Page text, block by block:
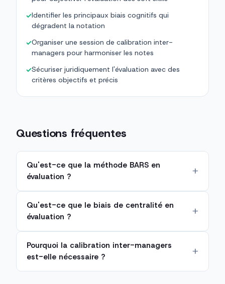
✓Identifier les principaux biais cognitifs qui
dégradent la notation
✓Organiser une session de calibration inter-
managers pour harmoniser les notes
✓Sécuriser juridiquement l'évaluation avec des
critères objectifs et précis
Questions fréquentes
Qu'est-ce que la méthode BARS en
évaluation ?
Qu'est-ce que le biais de centralité en
évaluation ?
Pourquoi la calibration inter-managers
est-elle nécessaire ?